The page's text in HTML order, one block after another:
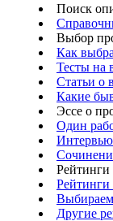
Поиск
Выбор
Как
Тесты на
Статьи о
Какие
Эссе о
Один
Интервью
Рейтинги
Рейтинги
Другие